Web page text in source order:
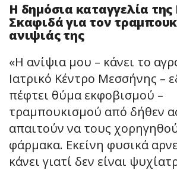
Η δημόσια καταγγελία της
Σκαφιδά για τον
ανιψιάς της
«Η ανίψια μου – κάνει το
Ιατρικό Κέντρο Μεσσήνης –
πέφτει θύμα εκφοβισμού –
τραμπουκισμού από δήθεν
απαιτούν να τους
φάρμακα. Εκείνη φυσικά
κάνει γιατί δεν είναι